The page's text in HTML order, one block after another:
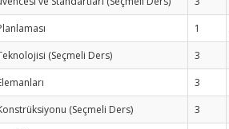
1
(Seçmeli Ders) 3
3
(Seçmeli Ders) 3